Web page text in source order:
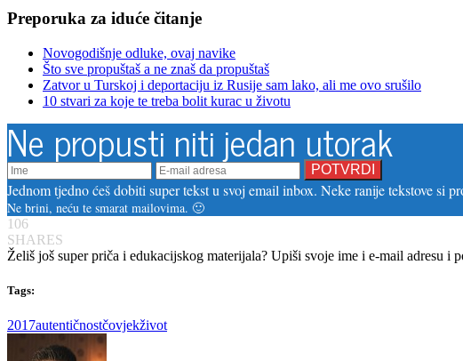
Preporuka za iduće čitanje
Novogodišnje odluke, ovaj navike
Što sve propuštaš a ne znaš da propuštaš
Zatvor u Turskoj i deportaciju iz Rusije sam lako, ali me ovo srušilo
10 stvari za koje te treba bolit kurac u životu
Ne propusti niti jedan utorak
Jednom tjedno ćeš dobiti super tekst u svoj email inbox. Neke ranije tekstove si
Ne brini, neću te smarat mailovima. 🙂
106
SHARES
Želiš još super priča i edukacijskog materijala? Upiši svoje ime i e-mail adresu i
Tags:
2017autentičnostčovjekživot